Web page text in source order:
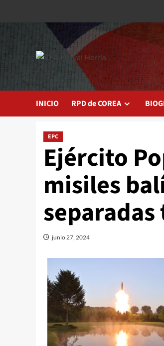
INICIO RPD de COREA
EPC
Ejército
misiles
junio 27, 2024